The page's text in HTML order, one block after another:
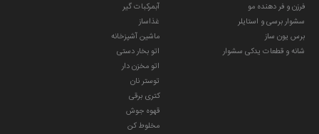
فرزن و فر دهنده مو
سشوار برسی و استایلر
برس یون ساز
شانه و قطعات یدکی سشوار
آبمرکبات گیر
غذاساز
ماشین آشپزخانه
اتو بخار دستی
اتو مخزن دار
توستر نان
کتری برقی
قهوه جوش
مخلوط کن